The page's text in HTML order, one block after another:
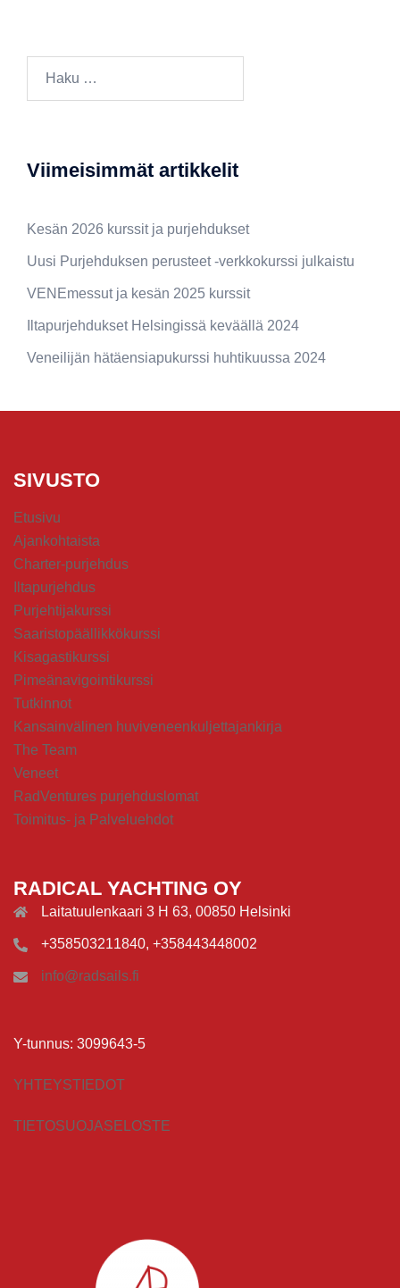
Viimeisimmät artikkelit
Kesän 2026 kurssit ja purjehdukset
Uusi Purjehduksen perusteet -verkkokurssi julkaistu
VENEmessut ja kesän 2025 kurssit
Iltapurjehdukset Helsingissä keväällä 2024
Veneilijän hätäensiapukurssi huhtikuussa 2024
SIVUSTO
Etusivu
Ajankohtaista
Charter-purjehdus
Iltapurjehdus
Purjehtijakurssi
Saaristopäällikkökurssi
Kisagastikurssi
Pimeänavigointikurssi
Tutkinnot
Kansainvälinen huviveneenkuljettajankirja
The Team
Veneet
RadVentures purjehduslomat
Toimitus- ja Palveluehdot
RADICAL YACHTING OY
Laitatuulenkaari 3 H 63, 00850 Helsinki
+358503211840, +358443448002
info@radsails.fi
Y-tunnus: 3099643-5
YHTEYSTIEDOT
TIETOSUOJASELOSTE